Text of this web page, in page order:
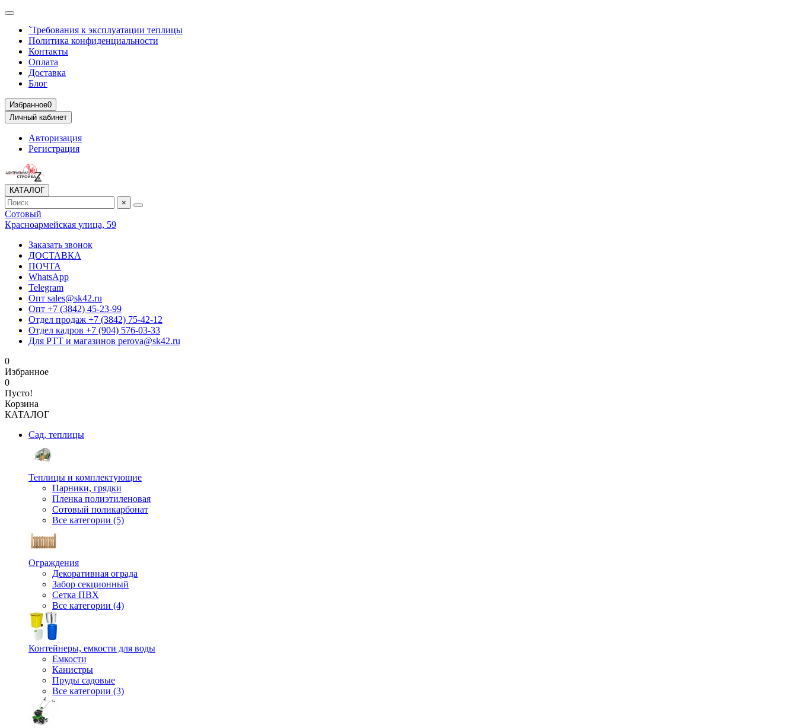
`Требования к эксплуатации теплицы
Политика конфиденциальности
Контакты
Оплата
Доставка
Блог
Избранное0
Личный кабинет
Авторизация
Регистрация
КАТАЛОГ
×
Сотовый
Красноармейская улица, 59
Заказать звонок
ДОСТАВКА
ПОЧТА
WhatsApp
Telegram
Опт sales@sk42.ru
Опт +7 (3842) 45-23-99
Отдел продаж +7 (3842) 75-42-12
Отдел кадров +7 (904) 576-03-33
Для РТТ и магазинов perova@sk42.ru
0
Избранное
0
Пусто!
Корзина
КАТАЛОГ
Сад, теплицы
Теплицы и комплектующие
Парники, грядки
Пленка полиэтиленовая
Сотовый поликарбонат
Все категории (5)
Ограждения
Декоративная ограда
Забор секционный
Сетка ПВХ
Все категории (4)
Контейнеры, емкости для воды
Емкости
Канистры
Пруды садовые
Все категории (3)